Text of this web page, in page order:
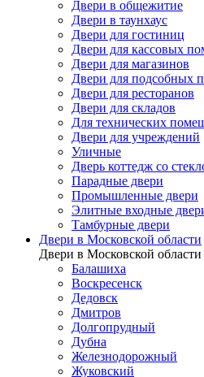
Двери в общежитие
Двери в таунхаус
Двери для гостиниц
Двери для кассовых
Двери для магазинов
Двери для подсобных
Двери для ресторанов
Двери для складов
Для технических
Двери для учреждений
Уличные
Дверь коттедж со
Парадные двери
Промышленные двери
Элитные входные
Тамбурные двери
Двери в Московской области
Двери в Московской области
Балашиха
Воскресенск
Дедовск
Дмитров
Долгопрудный
Дубна
Железнодорожный
Жуковский